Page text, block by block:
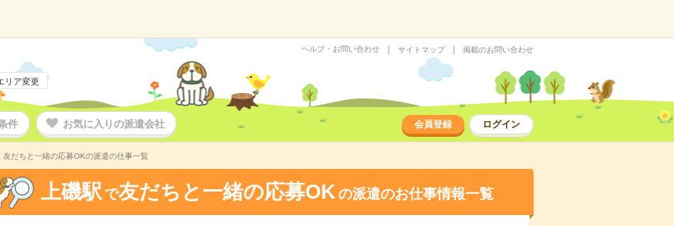
リア変更
ヘルプ・お問い合わせ サイトマップ 掲載のお問い合わせ
件 お気に入りの派遣会社 会員登録 ログイン
友だちと一緒の応募OKの派遣の仕事一覧
上磯駅 で友だちと一緒の応募OKの派遣のお仕事情報一覧